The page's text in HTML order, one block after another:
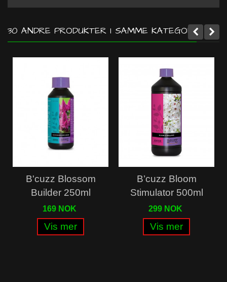
30 ANDRE PRODUKTER I SAMME KATEGORI:
B'cuzz Blossom
Builder 250ml
169 NOK
Vis mer
B’cuzz Bloom
Stimulator 500ml
299 NOK
Vis mer